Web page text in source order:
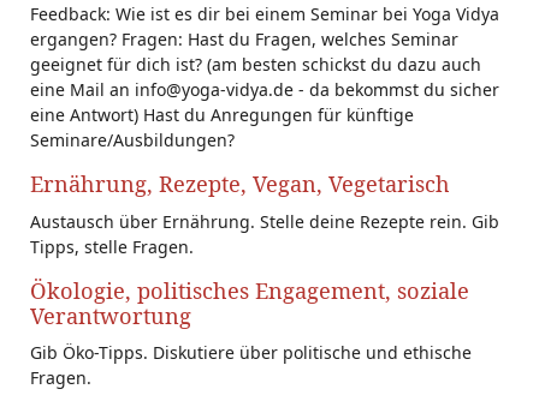
Feedback: Wie ist es dir bei einem Seminar bei Yoga Vidya
ergangen? Fragen: Hast du Fragen, welches Seminar
geeignet für dich ist? (am besten schickst du dazu auch
eine Mail an info@yoga-vidya.de - da bekommst du sicher
eine Antwort) Hast du Anregungen für künftige
Seminare/Ausbildungen?
Ernährung, Rezepte, Vegan, Vegetarisch
Austausch über Ernährung. Stelle deine Rezepte rein. Gib
Tipps, stelle Fragen.
Ökologie, politisches Engagement, soziale
Verantwortung
Gib Öko-Tipps. Diskutiere über politische und ethische
Fragen.